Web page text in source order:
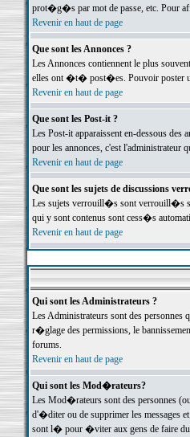
prot�g�s par mot de passe, etc. Pour
Revenir en haut de page
Que sont les Annonces ?
Les Annonces contiennent le plus
elles ont �t� post�es. Pouvoir poster
Revenir en haut de page
Que sont les Post-it ?
Les Post-it apparaissent en-dessous
pour les annonces, c'est l'administrateur
Revenir en haut de page
Que sont les sujets de discussions
Les sujets verrouill�s sont verrouill�s
qui y sont contenus sont cess�s
Revenir en haut de page
Qui sont les Administrateurs ?
Les Administrateurs sont des
r�glage des permissions, le
forums.
Revenir en haut de page
Qui sont les Mod�rateurs?
Les Mod�rateurs sont des personnes
d'�diter ou de supprimer les
sont l� pour �viter aux gens de faire du